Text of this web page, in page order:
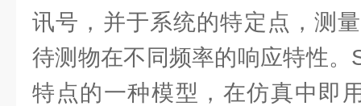
讯号，并于系统的特定点，测
待测物在不同频率的响应特性
特点的一种模型，在仿真中即